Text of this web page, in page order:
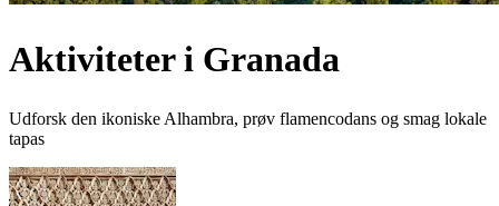
Aktiviteter i Granada
Udforsk den ikoniske Alhambra, prøv flamencodans og smag lokale
tapas